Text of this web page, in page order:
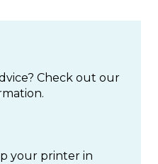
Check out our
your printer in